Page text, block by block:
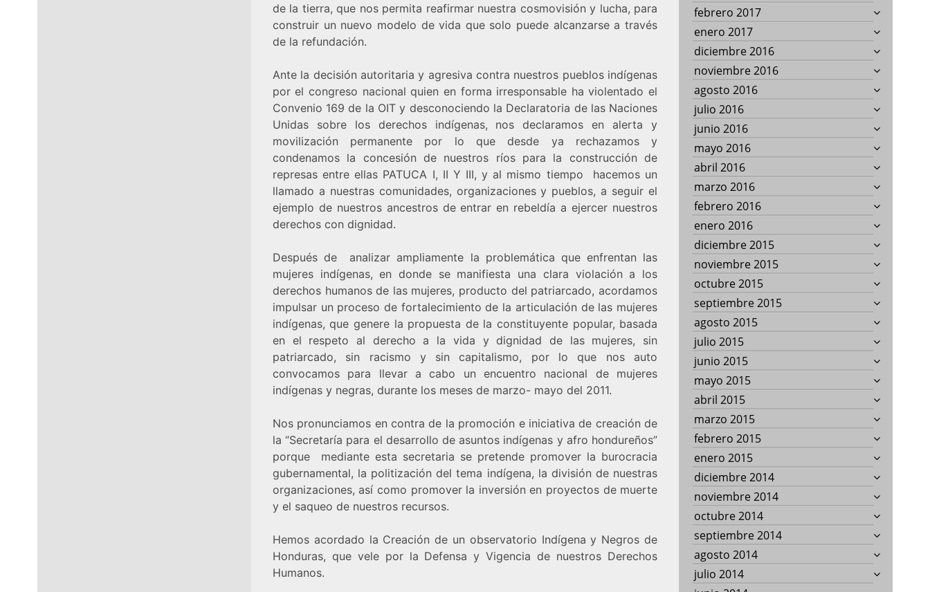
de la tierra, que nos permita reafirmar nuestra cosmovisión y lucha, para
construir un nuevo modelo de vida que solo puede alcanzarse a través
de la refundación.
Ante la decisión autoritaria y agresiva contra nuestros pueblos indígenas
por el congreso nacional quien en forma irresponsable ha violentado el
Convenio 169 de la OIT y desconociendo la Declaratoria de las Naciones
Unidas sobre los derechos indígenas, nos declaramos en alerta y
movilización permanente por lo que desde ya rechazamos y
condenamos la concesión de nuestros ríos para la construcción de
represas entre ellas PATUCA I, II Y III, y al mismo tiempo hacemos un
llamado a nuestras comunidades, organizaciones y pueblos, a seguir el
ejemplo de nuestros ancestros de entrar en rebeldía a ejercer nuestros
derechos con dignidad.
Después de analizar ampliamente la problemática que enfrentan las
mujeres indígenas, en donde se manifiesta una clara violación a los
derechos humanos de las mujeres, producto del patriarcado, acordamos
impulsar un proceso de fortalecimiento de la articulación de las mujeres
indígenas, que genere la propuesta de la constituyente popular, basada
en el respeto al derecho a la vida y dignidad de las mujeres, sin
patriarcado, sin racismo y sin capitalismo, por lo que nos auto
convocamos para llevar a cabo un encuentro nacional de mujeres
indígenas y negras, durante los meses de marzo- mayo del 2011.
Nos pronunciamos en contra de la promoción e iniciativa de creación de
la “Secretaría para el desarrollo de asuntos indígenas y afro hondureños”
porque mediante esta secretaria se pretende promover la burocracia
gubernamental, la politización del tema indígena, la división de nuestras
organizaciones, así como promover la inversión en proyectos de muerte
y el saqueo de nuestros recursos.
Hemos acordado la Creación de un observatorio Indígena y Negros de
Honduras, que vele por la Defensa y Vigencia de nuestros Derechos
Humanos.
febrero 2017
enero 2017
diciembre 2016
noviembre 2016
agosto 2016
julio 2016
junio 2016
mayo 2016
abril 2016
marzo 2016
febrero 2016
enero 2016
diciembre 2015
noviembre 2015
octubre 2015
septiembre 2015
agosto 2015
julio 2015
junio 2015
mayo 2015
abril 2015
marzo 2015
febrero 2015
enero 2015
diciembre 2014
noviembre 2014
octubre 2014
septiembre 2014
agosto 2014
julio 2014